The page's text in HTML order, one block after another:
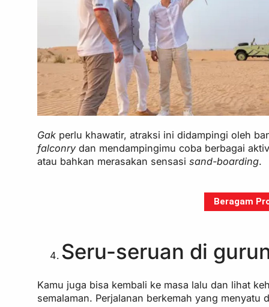
Gak perlu khawatir, atraksi ini didampingi oleh
falconrydan mendampingimu coba berbagai
atau bahkan merasakan sensasisand-boarding.
Beragam
Seru-seruan di
Kamu juga bisa kembali ke masa lalu dan lihat
semalaman. Perjalanan berkemah yang